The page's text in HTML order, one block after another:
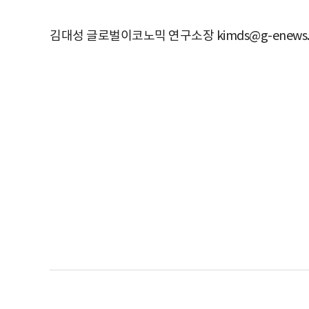
김대성 글로벌이코노믹 연구소장 kimds@g-